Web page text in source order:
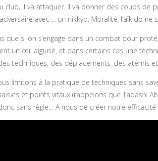
club, il va attaquer. Il va donner des coups de
avec … un nikkyo. Moralité, l’aïkido ne
que si on s’engage dans un combat pour
un œil aiguisé, et dans certains cas une
techniques, des déplacements, des atémis
limitons à la pratique de techniques sans
et points vitaux (rappelons que Tadashi
sans règle… A nous de créer notre